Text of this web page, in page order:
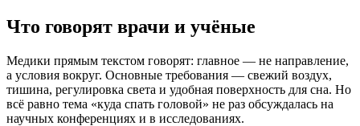
Что говорят врачи и учёные
Медики прямым текстом говорят: главное — не направление,
а условия вокруг. Основные требования — свежий воздух,
тишина, регулировка света и удобная поверхность для сна. Но
всё равно тема «куда спать головой» не раз обсуждалась на
научных конференциях и в исследованиях.